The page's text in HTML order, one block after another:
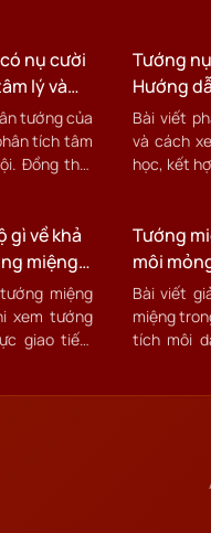
nụ cười
lý và
tướng của
tích tâm
Đồng thời
Tướng
Hướng
tính
Bài viết
và cách
học, kết
ai muốn
quan hệ
gì về khả
miệng
miệng
xem tướng
giao tiếp.
Tướng
môi
đến
Bài viết
miệng
tích môi